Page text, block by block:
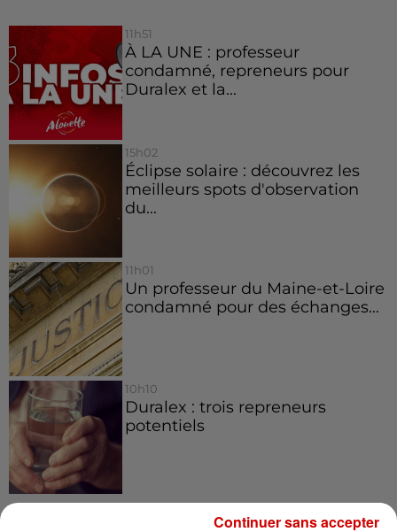
11h51
À LA UNE : professeur
condamné, repreneurs pour
Duralex et la...
15h02
Éclipse solaire : découvrez les
meilleurs spots d'observation
du...
11h01
Un professeur du Maine-et-Loire
condamné pour des échanges...
10h10
Duralex : trois repreneurs
potentiels
Continuer sans accepter